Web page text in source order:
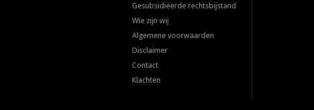
Gesubsidiëerde rechtsbijstand
Wie zijn wij
Algemene voorwaarden
Disclaimer
Contact
Klachten